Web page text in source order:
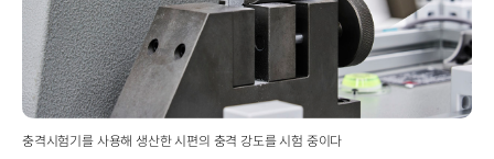
충격시험기를 사용해 생산한 시편의 충격 강도를 시험 중이다